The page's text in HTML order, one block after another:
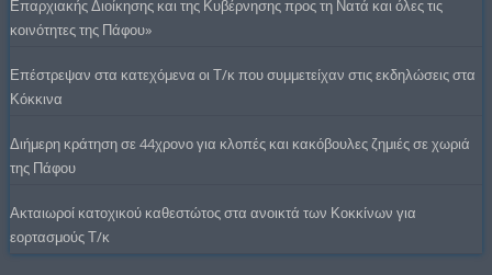
Επαρχιακής Διοίκησης και της Κυβέρνησης προς τη Νατά και όλες τις
κοινότητες της Πάφου»
Επέστρεψαν στα κατεχόμενα οι Τ/κ που συμμετείχαν στις εκδηλώσεις στα
Κόκκινα
Διήμερη κράτηση σε 44χρονο για κλοπές και κακόβουλες ζημιές σε χωριά
της Πάφου
Ακταιωροί κατοχικού καθεστώτος στα ανοικτά των Κοκκίνων για
εορτασμούς Τ/κ